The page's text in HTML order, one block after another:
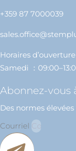
+359 87 7000039
Horaires
Samedi ：
Abonnez-vous
Des normes
Courriel